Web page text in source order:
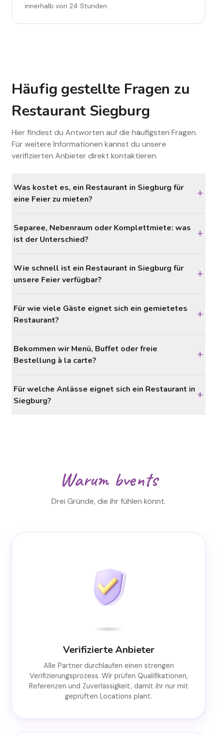
innerhalb von 24 Stunden.
Häufig gestellte Fragen zu
Restaurant Siegburg
Hier findest du Antworten auf die häufigsten Fragen.
Für weitere Informationen kannst du unsere
verifizierten Anbieter direkt kontaktieren.
Was kostet es, ein Restaurant in Siegburg für
eine Feier zu mieten?
+
Separee, Nebenraum oder Komplettmiete: was
ist der Unterschied?
+
Wie schnell ist ein Restaurant in Siegburg für
unsere Feier verfügbar?
+
Für wie viele Gäste eignet sich ein gemietetes
Restaurant?
+
Bekommen wir Menü, Buffet oder freie
Bestellung à la carte?
+
Für welche Anlässe eignet sich ein Restaurant in
Siegburg?
+
Warum bvents
Drei Gründe, die ihr fühlen könnt.
Verifizierte Anbieter
Alle Partner durchlaufen einen strengen
Verifizierungsprozess. Wir prüfen Qualifikationen,
Referenzen und Zuverlässigkeit, damit ihr nur mit
geprüften Locations plant.